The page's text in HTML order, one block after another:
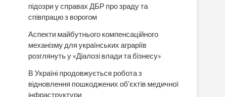
підозри у справах ДБР про зраду та
співпрацю з ворогом
Аспекти майбутнього компенсаційного
механізму для українських аграріїв
розглянуть у «Діалозі влади та бізнесу»
В Україні продовжується робота з
відновлення пошкоджених об’єктів медичної
інфраструктури